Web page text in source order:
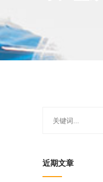
近期文章